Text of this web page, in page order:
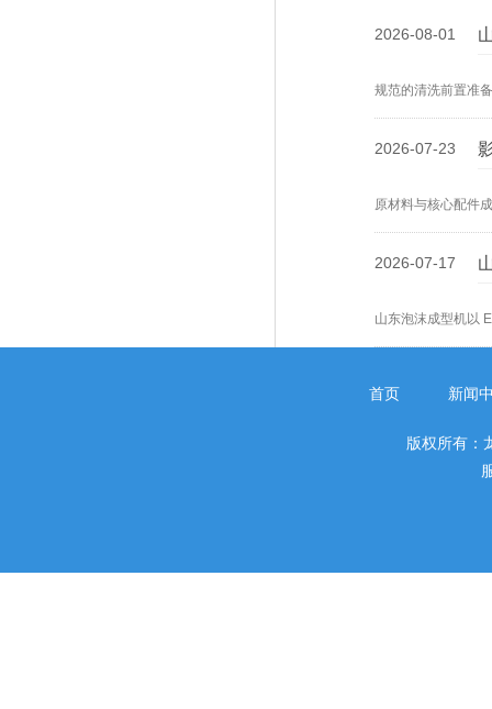
2026-08-01
规范的清洗前置准
机的清洗洁净度与
2026-07-23
原材料与核心配件
泡塑设备投入成本
2026-07-17
山东泡沫成型机以
热胀熔融粘结原理
首页 新闻
版权所有：